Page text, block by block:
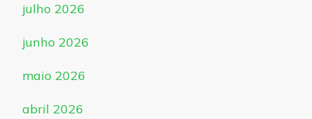
julho 2026
junho 2026
maio 2026
abril 2026